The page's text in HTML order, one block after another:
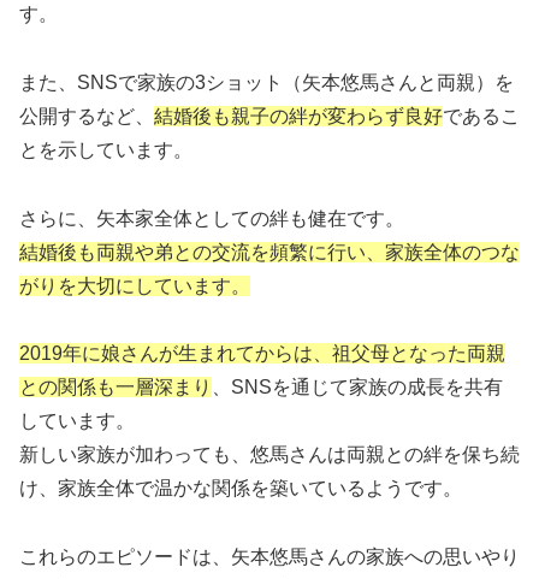
す。
また、SNSで家族の3ショット（矢本悠馬さんと両親）を
公開するなど、 結婚後も親子の絆が変わらず良好であるこ
とを示しています。
さらに、矢本家全体としての絆も健在です。
結婚後も両親や弟との交流を頻繁に行い、家族全体のつな
がりを大切にしています。
2019年に娘さんが生まれてからは、祖父母となった両親
との関係も一層深まり
、SNSを通じて家族の成長を共有
しています。
新しい家族が加わっても、悠馬さんは両親との絆を保ち続
け、家族全体で温かな関係を築いているようです。
これらのエピソードは、矢本悠馬さんの家族への思いやり